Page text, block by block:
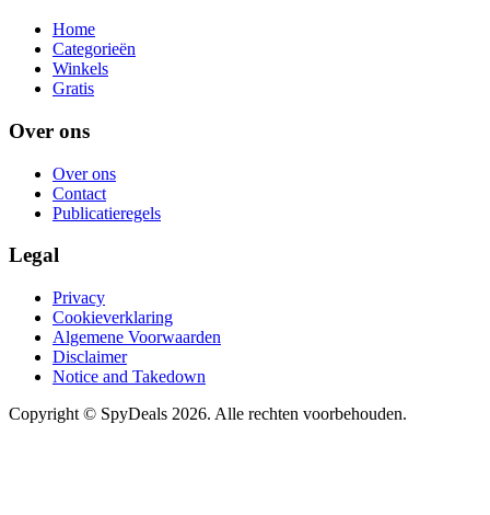
Home
Categorieën
Winkels
Gratis
Over ons
Over ons
Contact
Publicatieregels
Legal
Privacy
Cookieverklaring
Algemene Voorwaarden
Disclaimer
Notice and Takedown
Copyright © SpyDeals 2026. Alle rechten voorbehouden.